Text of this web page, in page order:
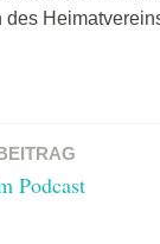
des
Podcast